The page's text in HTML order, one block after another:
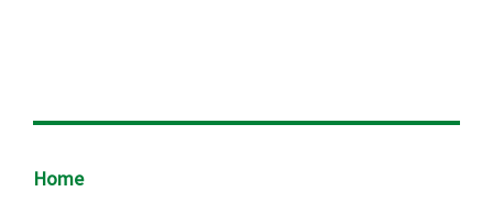
Footer
Home